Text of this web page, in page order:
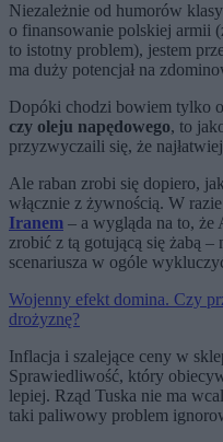
Niezależnie od humorów
o finansowanie polskiej armii
to istotny problem), jestem
ma duży potencjał na
Dopóki chodzi bowiem tylko
czy oleju napędowego, to
przyzwyczaili się, że
Ale raban zrobi się dopiero,
włącznie z żywnością. W
Iranem – a wygląda na to, że
zrobić z tą gotującą się żabą –
scenariusza w ogóle
Wojenny efekt domina. Czy
drożyznę?
Inflacja i szalejące ceny w
Sprawiedliwość, który
lepiej. Rząd Tuska nie ma
taki paliwowy problem